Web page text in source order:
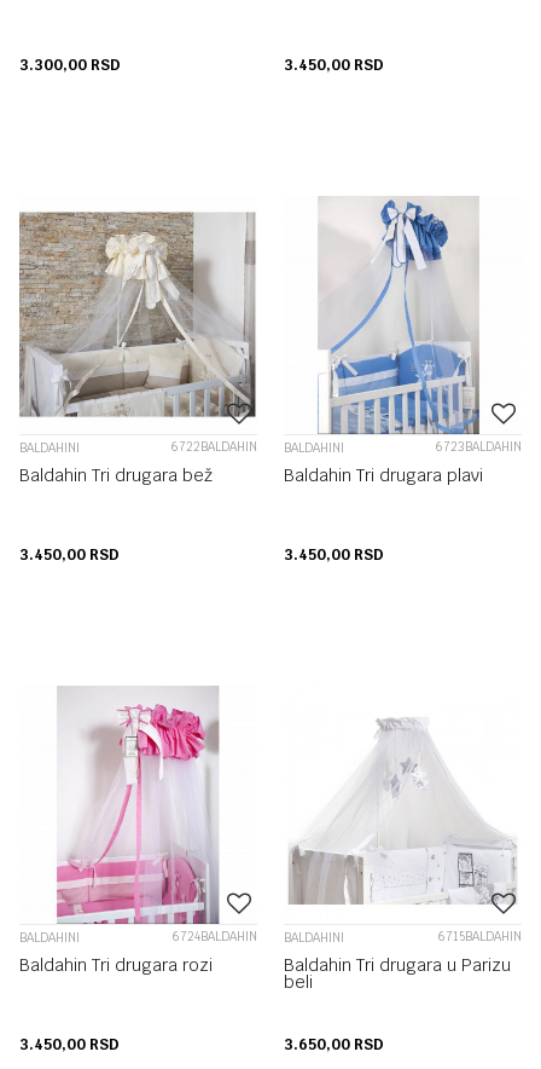
3.300,00 RSD 3.450,00 RSD
BALDAHINI 6722BALDAHIN
Baldahin Tri drugara bež
3.450,00 RSD
BALDAHINI 6723BALDAHIN
Baldahin Tri drugara plavi
3.450,00 RSD
BALDAHINI 6724BALDAHIN
Baldahin Tri drugara rozi
3.450,00 RSD
BALDAHINI 6715BALDAHIN
Baldahin Tri drugara u Parizu
beli
3.650,00 RSD